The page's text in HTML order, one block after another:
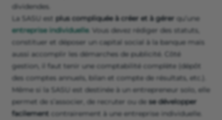
dividendes.
La SASU est plus compliquée à créer et à gérer qu’une
entreprise individuelle. Vous devez rédiger des statuts,
constituer et déposer un capital social à la banque mais
aussi accomplir les démarches de publicité. Côté
gestion, il faut tenir une comptabilité complète (dépôt
des comptes annuels, bilan et compte de résultats, etc.).
Même si la SASU est destinée à un entrepreneur solo, elle
permet de s’associer, de recruter ou de se développer
facilement contrairement à une entreprise individuelle.